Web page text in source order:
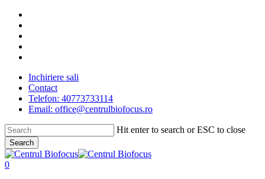
Skip
main
content
Inchiriere sali
Contact
Telefon: 40773733114
Email: office@centrulbiofocus.ro
Hit enter to search or ESC to close
Search
Close
Search
search
0